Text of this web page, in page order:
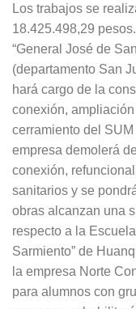
Los trabajos se
18.425.498,29
“General José de
(departamento San
hará cargo de la
conexión,
cerramiento del
empresa demolerá
conexión,
sanitarios y se
obras alcanzan una
respecto a la
Sarmiento” de
la empresa Norte
para alumnos con